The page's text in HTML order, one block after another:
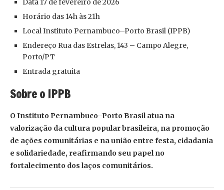
Data 17 de fevereiro de 2026
Horário das 14h às 21h
Local Instituto Pernambuco–Porto Brasil (IPPB)
Endereço Rua das Estrelas, 143 – Campo Alegre,
Porto/PT
Entrada gratuita
Sobre o IPPB
O Instituto Pernambuco–Porto Brasil atua na
valorização da cultura popular brasileira, na promoção
de ações comunitárias e na união entre festa, cidadania
e solidariedade, reafirmando seu papel no
fortalecimento dos laços comunitários.